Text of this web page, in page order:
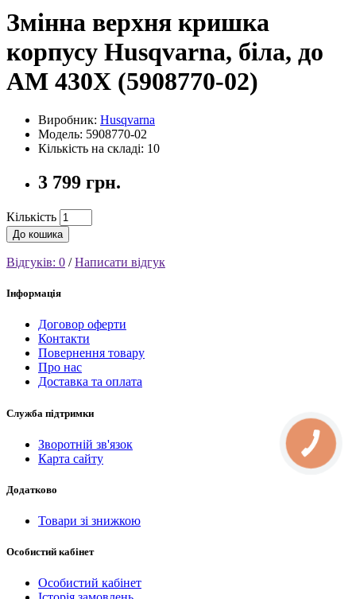
Змінна верхня кришка
корпусу Husqvarna, біла, до
AM 430X (5908770-02)
Виробник: Husqvarna
Модель: 5908770-02
Кількість на складі: 10
3 799 грн.
Кількість
До кошика
Відгуків: 0 /Написати відгук
Інформація
Договор оферти
Контакти
Повернення товару
Про нас
Доставка та оплата
Служба підтримки
Зворотній зв'язок
Карта сайту
Додатково
Товари зі знижкою
Особистий кабінет
Особистий кабінет
КНОПКА
СВЯЗИ